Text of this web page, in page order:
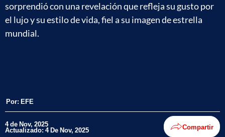
sorprendió con una revelación que refleja su gusto por
el lujo y su estilo de vida, fiel a su imagen de estrella
mundial.
Por: EFE
4 de Nov, 2025
Actualizado: 4 De Nov, 2025 Compartir